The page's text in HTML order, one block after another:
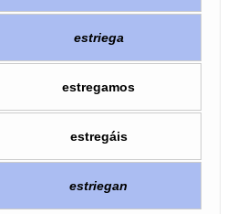
estriega
estregamos
estregáis
estriegan